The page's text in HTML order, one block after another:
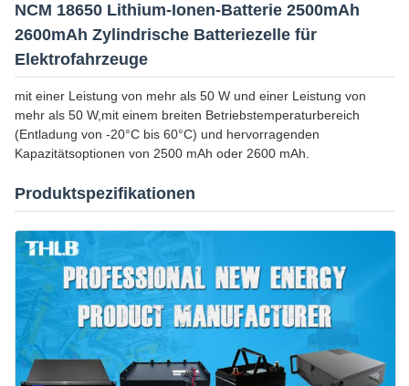
NCM 18650 Lithium-Ionen-Batterie 2500mAh
2600mAh Zylindrische Batteriezelle für
Elektrofahrzeuge
mit einer Leistung von mehr als 50 W und einer Leistung von
mehr als 50 W,mit einem breiten Betriebstemperaturbereich
(Entladung von -20°C bis 60°C) und hervorragenden
Kapazitätsoptionen von 2500 mAh oder 2600 mAh.
Produktspezifikationen